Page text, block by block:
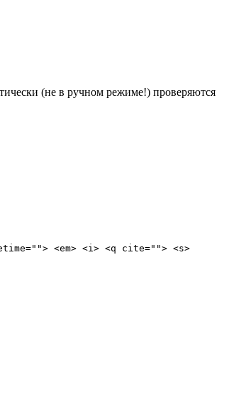
(не в ручном режиме!) проверяются
<em> <i> <q cite=""> <s>